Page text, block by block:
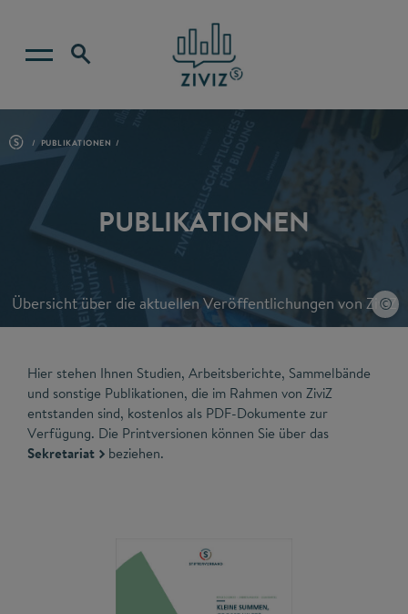
PUBLIKATIONEN
PUBLIKATIONEN
Übersicht über die aktuellen Veröffentlichungen von ZiviZ
Hier stehen Ihnen Studien, Arbeitsberichte, Sammelbände
und sonstige Publikationen, die im Rahmen von ZiviZ
entstanden sind, kostenlos als PDF-Dokumente zur
Verfügung. Die Printversionen können Sie über das
Sekretariat
beziehen.